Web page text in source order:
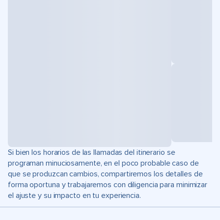
Si bien los horarios de las llamadas del itinerario se
programan minuciosamente, en el poco probable caso de
que se produzcan cambios, compartiremos los detalles de
forma oportuna y trabajaremos con diligencia para minimizar
el ajuste y su impacto en tu experiencia.